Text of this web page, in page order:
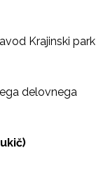
Krajinski park
delovnega